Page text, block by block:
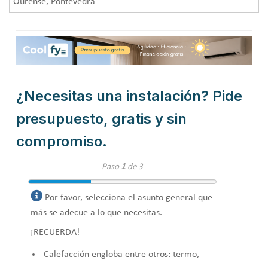
¿Necesitas una instalación? Pide
presupuesto, gratis y sin
compromiso.
Paso 1de 3
Por favor, selecciona el asunto general que
más se adecue a lo que necesitas.
¡RECUERDA!
Calefacción engloba entre otros: termo,